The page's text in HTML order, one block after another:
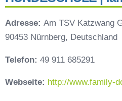
Adresse: Am TSV Katzwang
90453 Nürnberg, Deutschland
Telefon: 49 911 685291
Webseite: http://www.family-